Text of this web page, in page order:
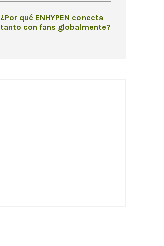
¿Por qué ENHYPEN conecta
tanto con fans globalmente?